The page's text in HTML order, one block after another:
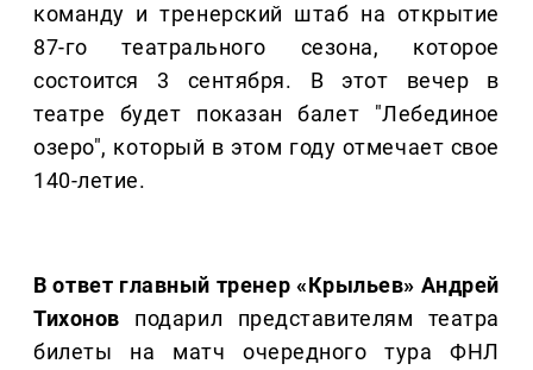
команду и тренерский штаб на открытие
87-го театрального сезона, которое
состоится 3 сентября. В этот вечер в
театре будет показан балет "Лебединое
озеро", который в этом году отмечает свое
140-летие.
В ответ главный тренер «Крыльев» Андрей
Тихонов подарил представителям театра
билеты на матч очередного тура ФНЛ